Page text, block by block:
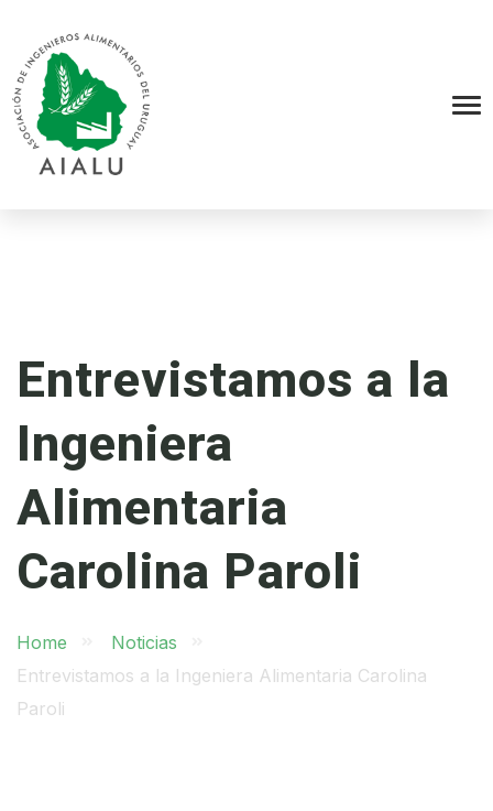
Entrevistamos a la
Ingeniera
Alimentaria
Carolina Paroli
Home
Noticias
Entrevistamos a la Ingeniera Alimentaria Carolina
Paroli